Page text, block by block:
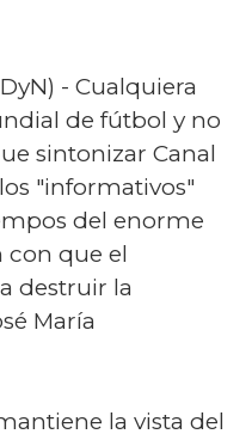
- Cualquiera
de fútbol y no
sintonizar Canal
"informativos"
del enorme
con que el
destruir la
María
la vista del